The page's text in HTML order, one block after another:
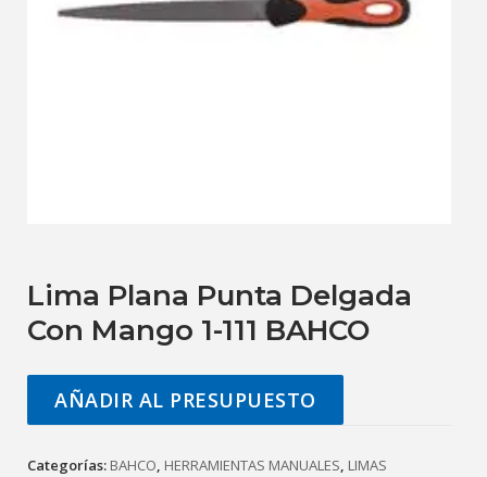
Lima Plana Punta Delgada
Con Mango 1-111 BAHCO
AÑADIR AL PRESUPUESTO
Categorías: BAHCO, HERRAMIENTAS MANUALES, LIMAS